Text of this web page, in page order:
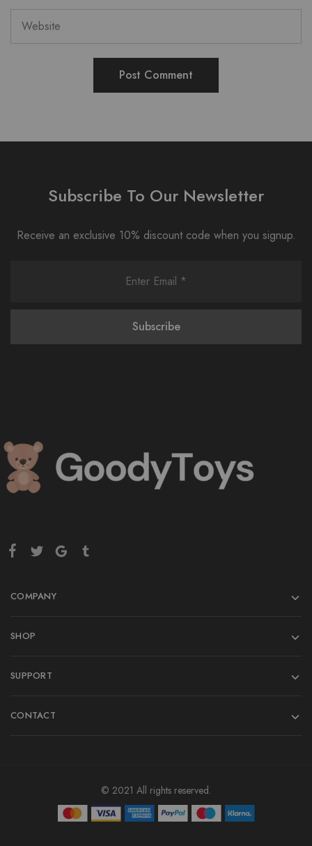
Subscribe To Our Newsletter
Receive an exclusive 10% discount code when you signup.
COMPANY
SHOP
SUPPORT
CONTACT
© 2021 All rights reserved.